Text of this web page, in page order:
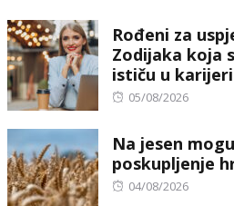
Rođeni za
Zodijaka koja
ističu u karijeri
Posted
05/08/2026
Na jesen
poskupljenje
Posted
04/08/2026